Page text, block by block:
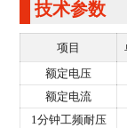
技术参数
项目
额定电压
额定电流
1分钟工频耐压